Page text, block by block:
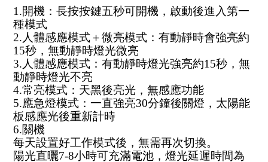
1.開機：長按按鍵五秒可開機，啟動後進入第一
種模式
2.人體感應模式＋微亮模式：有動靜時會強亮約
15秒，無動靜時燈光微亮
3.人體感應模式：有動靜時燈光強亮約15秒，無
動靜時燈光不亮
4.常亮模式：天黑後亮光，無感應功能
5.應急燈模式：一直強亮30分鐘後關燈，太陽能
板感應光後重新計時
6.關機
每天設置好工作模式後，無需再次切換。
陽光直曬7-8小時可充滿電池，燈光延遲時間為